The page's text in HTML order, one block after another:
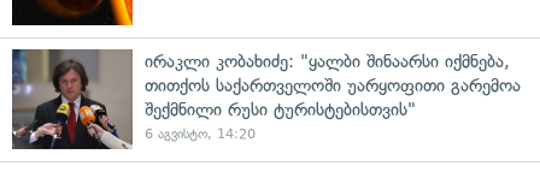
ირაკლი კობახიძე: "ყალბი შინაარსი იქმნება,
თითქოს საქართველოში უარყოფითი გარემოა
შექმნილი რუსი ტურისტებისთვის"
6 აგვისტო, 14:20